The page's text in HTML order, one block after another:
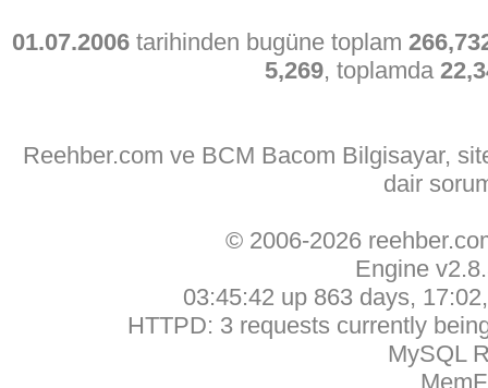
01.07.2006 tarihinden bugüne toplam
5,269, toplamda
Reehber.com ve BCM Bacom Bilgisayar,
dair
© 2006-2026
Engine
03:45:42 up 863 days,
HTTPD: 3 requests currently
MySQL